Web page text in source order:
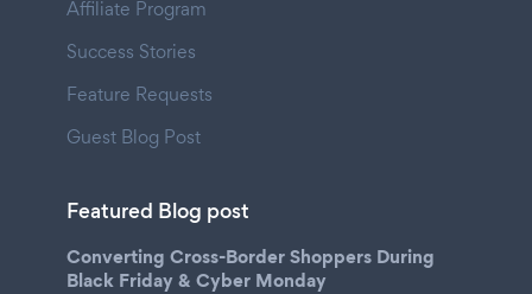
Affiliate Program
Success Stories
Feature Requests
Guest Blog Post
Featured Blog post
Converting Cross-Border Shoppers During
Black Friday & Cyber Monday